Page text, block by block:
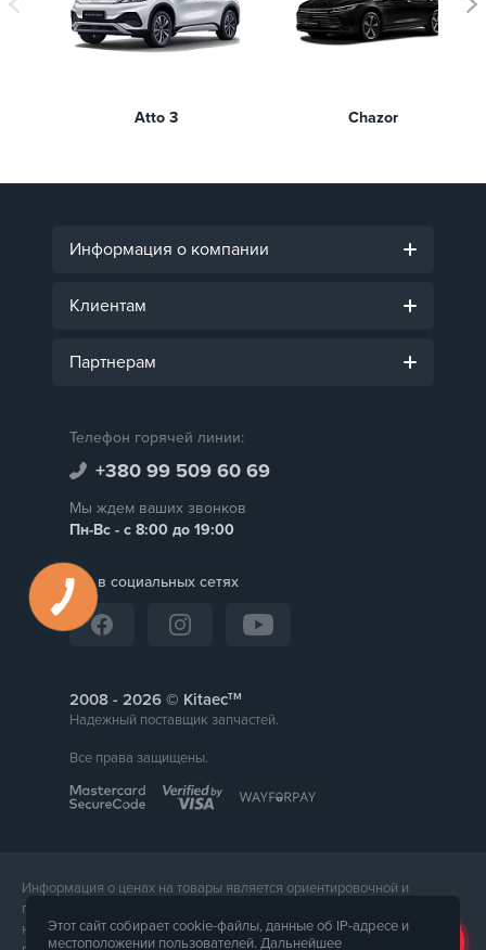
Atto 3 Chazor
Информация о компании
Клиентам
Партнерам
Телефон горячей линии:
+380 99 509 60 69
Мы ждем ваших звонков
Пн-Вс - с 8:00 до 19:00
Мы в социальных сетях
2008 - © Kitaecтм
Надежный поставщик запчастей.
Все права защищены.
Информация о ценах на товары является ориентировочной и
предоставляется для справки. Точная стоимость товара будет
названа менеджером магазина при подтверждении заказа. Внешний
Этот сайт собирает cookie-файлы, данные об IP-адресе и
местоположении пользователей. Дальнейшее